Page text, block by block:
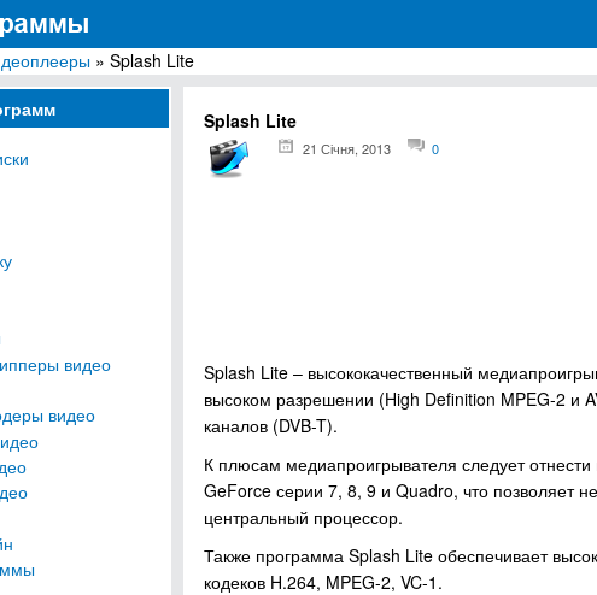
компьютерных программ для Windows
» Splash Lite
видео
видео
Splash Lite
21 Січня, 2013 0
Splash Lite – высококачественный
высоком разрешении (High Definition MPEG-2 и
каналов (DVB-T).
К плюсам медиапроигрывателя следует
GeForce серии 7, 8, 9 и Quadro, что позволяет
центральный процессор.
Также программа Splash Lite обеспечивает
кодеков H.264, MPEG-2, VC-1.